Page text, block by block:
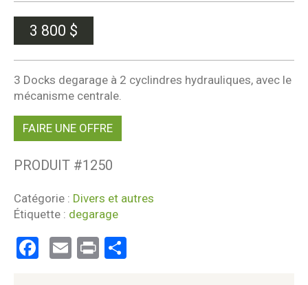
3 800 $
3 Docks degarage à 2 cyclindres hydrauliques, avec le
mécanisme centrale.
FAIRE UNE OFFRE
PRODUIT #1250
Catégorie : Divers et autres
Étiquette : degarage
Facebook
Email
Print